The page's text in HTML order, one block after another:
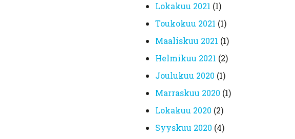
lokakuu 2021 (1)
toukokuu 2021 (1)
maaliskuu 2021 (1)
helmikuu 2021 (2)
joulukuu 2020 (1)
marraskuu 2020 (1)
lokakuu 2020 (2)
syyskuu 2020 (4)